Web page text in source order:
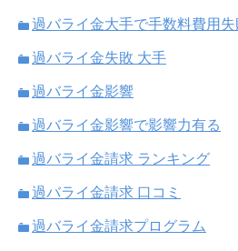
過バライ金大手で手数料費用失
過バライ金失敗 大手
過バライ金影響
過バライ金影響で影響力有る
過バライ金請求 ランキング
過バライ金請求 口コミ
過バライ金請求プログラム